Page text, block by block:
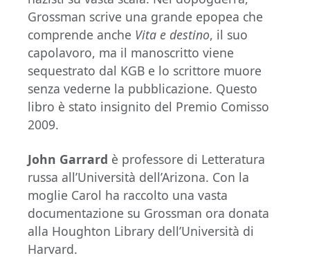
Grossman scrive una grande epopea che
comprende anche Vita e destino, il suo
capolavoro, ma il manoscritto viene
sequestrato dal KGB e lo scrittore muore
senza vederne la pubblicazione. Questo
libro è stato insignito del Premio Comisso
2009.
John Garrard è professore di Letteratura
russa all’Università dell’Arizona. Con la
moglie Carol ha raccolto una vasta
documentazione su Grossman ora donata
alla Houghton Library dell’Università di
Harvard.